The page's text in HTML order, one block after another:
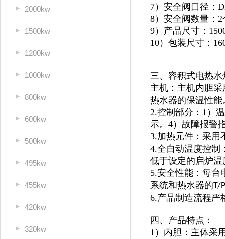
2000kw
1500kw
1200kw
1000kw
800kw
600kw
500kw
495kw
455kw
420kw
320kw
7）安全阀口径：
8）安全阀数量：2
9）产品尺寸：
10）包装尺寸：
三、容积式电热
主机：主机内胆
热水器的保温性能
2.控制部分：1）
示。4）故障报警
3.加热元件：采用
4.全自动温度控制
低于设定的启炉
5.安全性能：每台
系统和热水器的T/P
6.产品制造流程严
四、产品特点：
1）内胆：主体采